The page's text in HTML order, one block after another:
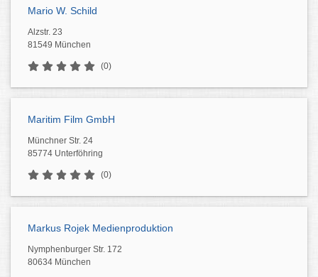
Mario W. Schild
Alzstr. 23
81549 München
(0)
Maritim Film GmbH
Münchner Str. 24
85774 Unterföhring
(0)
Markus Rojek Medienproduktion
Nymphenburger Str. 172
80634 München